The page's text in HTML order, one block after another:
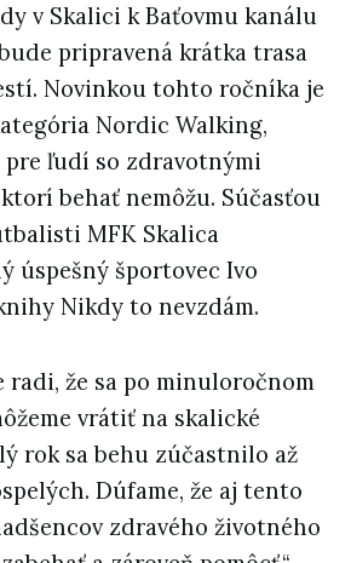
v Skalici k Baťovmu kanálu
pripravená krátka trasa
Novinkou tohto ročníka je
Nordic Walking,
ľudí so zdravotnými
behať nemôžu. Súčasťou
MFK Skalica
úspešný športovec Ivo
Nikdy to nevzdám.
radi, že sa po minuloročnom
vrátiť na skalické
rok sa behu zúčastnilo až
Dúfame, že aj tento
zdravého životného